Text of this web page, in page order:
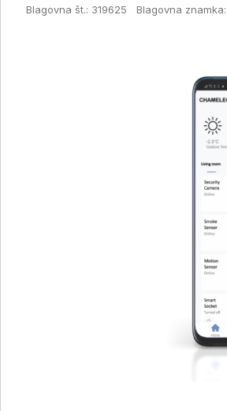
Blagovna št.: 319625 Blagovna znamka: